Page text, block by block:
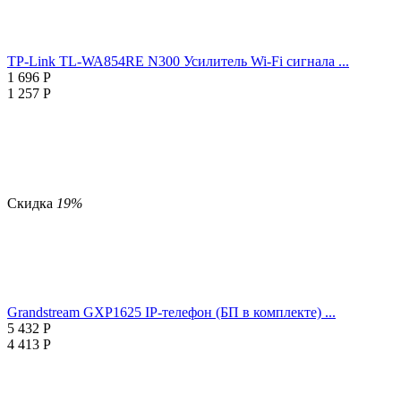
TP-Link TL-WA854RE N300 Усилитель Wi-Fi сигнала ...
1 696 Р
1 257 Р
Скидка 19%
Grandstream GXP1625 IP-телефон (БП в комплекте) ...
5 432 Р
4 413 Р